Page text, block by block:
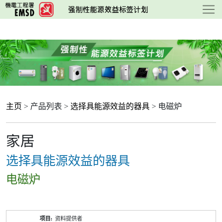
跳
至
要
内
容
主页 > 产品列表 > 选择具能源效益的器具 > 电磁炉
家居
选择具能源效益的器具
电磁炉
资料提供者